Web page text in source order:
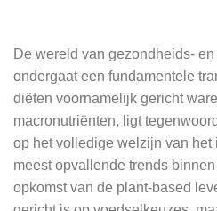
De wereld van gezondheids-
ondergaat een fundamentele
diëten voornamelijk gericht
macronutriënten, ligt
op het volledige welzijn van het
meest opvallende trends
opkomst van de plant-based